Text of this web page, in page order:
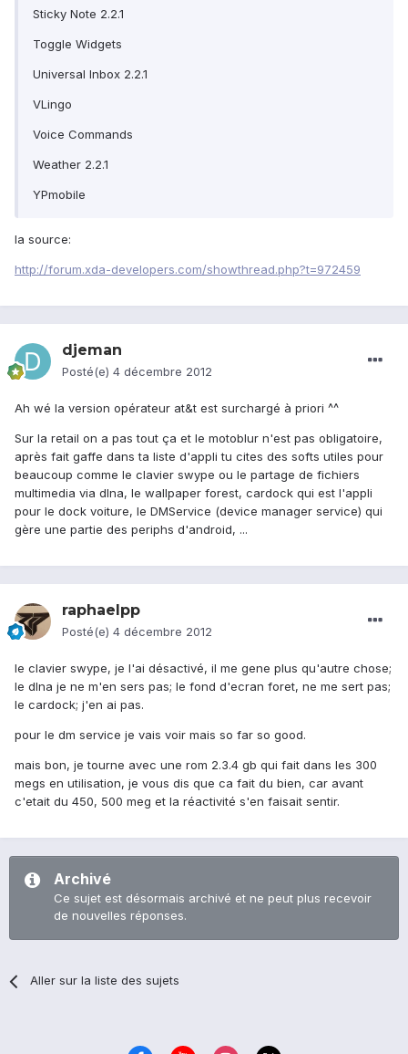
Sticky Note 2.2.1
Toggle Widgets
Universal Inbox 2.2.1
VLingo
Voice Commands
Weather 2.2.1
YPmobile
la source:
http://forum.xda-developers.com/showthread.php?t=972459
djeman
Posté(e) 4 décembre 2012
Ah wé la version opérateur at&t est surchargé à priori ^^
Sur la retail on a pas tout ça et le motoblur n'est pas obligatoire,
après fait gaffe dans ta liste d'appli tu cites des softs utiles pour
beaucoup comme le clavier swype ou le partage de fichiers
multimedia via dlna, le wallpaper forest, cardock qui est l'appli
pour le dock voiture, le DMService (device manager service) qui
gère une partie des periphs d'android, ...
raphaelpp
Posté(e) 4 décembre 2012
le clavier swype, je l'ai désactivé, il me gene plus qu'autre chose;
le dlna je ne m'en sers pas; le fond d'ecran foret, ne me sert pas;
le cardock; j'en ai pas.
pour le dm service je vais voir mais so far so good.
mais bon, je tourne avec une rom 2.3.4 gb qui fait dans les 300
megs en utilisation, je vous dis que ca fait du bien, car avant
c'etait du 450, 500 meg et la réactivité s'en faisait sentir.
Archivé
Ce sujet est désormais archivé et ne peut plus recevoir
de nouvelles réponses.
Aller sur la liste des sujets